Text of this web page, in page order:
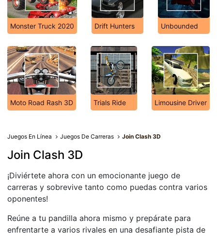
Monster Truck 2020 Drift Hunters Unbounded
Moto Road Rash 3D Trials Ride Limousine Driver
Juegos En Línea Juegos De Carreras Join Clash 3D
Join Clash 3D
¡Diviértete ahora con un emocionante juego de
carreras y sobrevive tanto como puedas contra varios
oponentes!
Reúne a tu pandilla ahora mismo y prepárate para
enfrentarte a varios rivales en una desafiante pista de